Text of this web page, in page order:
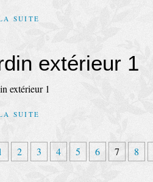
SUITE
extérieur 1
SUITE
2 3 4 5 6 7 8